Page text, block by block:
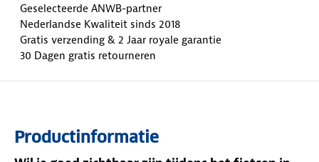
Geselecteerde ANWB-partner
Nederlandse Kwaliteit sinds 2018
Gratis verzending & 2 Jaar royale garantie
30 Dagen gratis retourneren
Productinformatie